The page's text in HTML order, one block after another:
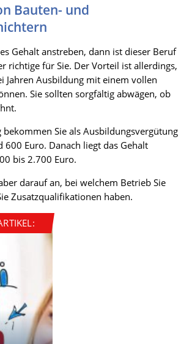
Bauten- und
Gehalt anstreben, dann ist dieser Beruf
richtige für Sie. Der Vorteil ist allerdings,
Jahren Ausbildung mit einem vollen
Sie sollten sorgfältig abwägen, ob
Sie als Ausbildungsvergütung
600 Euro. Danach liegt das Gehalt
bis 2.700 Euro.
darauf an, bei welchem Betrieb Sie
Zusatzqualifikationen haben.